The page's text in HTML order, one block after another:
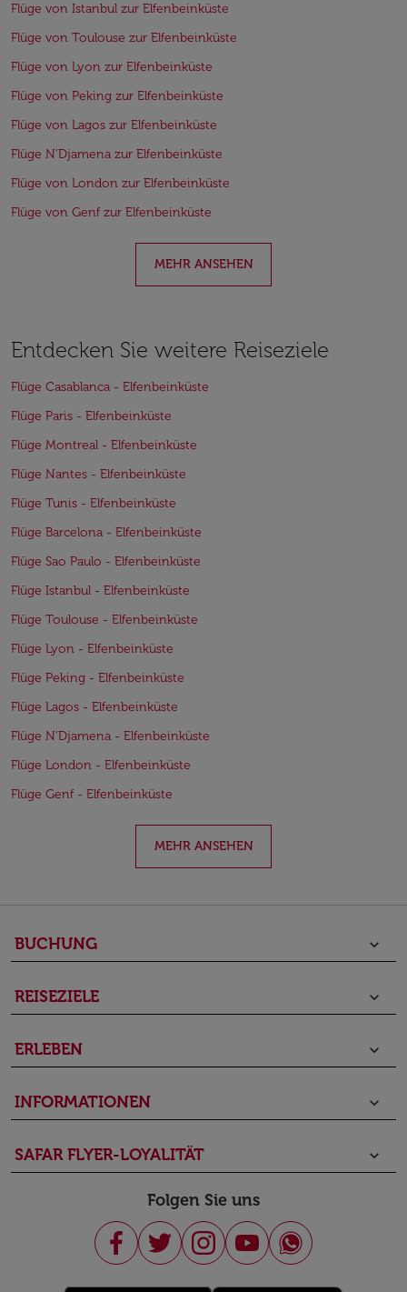
Flüge von Istanbul zur Elfenbeinküste
Flüge von Toulouse zur Elfenbeinküste
Flüge von Lyon zur Elfenbeinküste
Flüge von Peking zur Elfenbeinküste
Flüge von Lagos zur Elfenbeinküste
Flüge N’Djamena zur Elfenbeinküste
Flüge von London zur Elfenbeinküste
Flüge von Genf zur Elfenbeinküste
MEHR ANSEHEN
Entdecken Sie weitere Reiseziele
Flüge Casablanca - Elfenbeinküste
Flüge Paris - Elfenbeinküste
Flüge Montreal - Elfenbeinküste
Flüge Nantes - Elfenbeinküste
Flüge Tunis - Elfenbeinküste
Flüge Barcelona - Elfenbeinküste
Flüge Sao Paulo - Elfenbeinküste
Flüge Istanbul - Elfenbeinküste
Flüge Toulouse - Elfenbeinküste
Flüge Lyon - Elfenbeinküste
Flüge Peking - Elfenbeinküste
Flüge Lagos - Elfenbeinküste
Flüge N’Djamena - Elfenbeinküste
Flüge London - Elfenbeinküste
Flüge Genf - Elfenbeinküste
MEHR ANSEHEN
BUCHUNG keyboard_arrow_down
REISEZIELE keyboard_arrow_down
ERLEBEN keyboard_arrow_down
INFORMATIONEN keyboard_arrow_down
SAFAR FLYER-LOYALITÄT keyboard_arrow_down
Folgen Sie uns